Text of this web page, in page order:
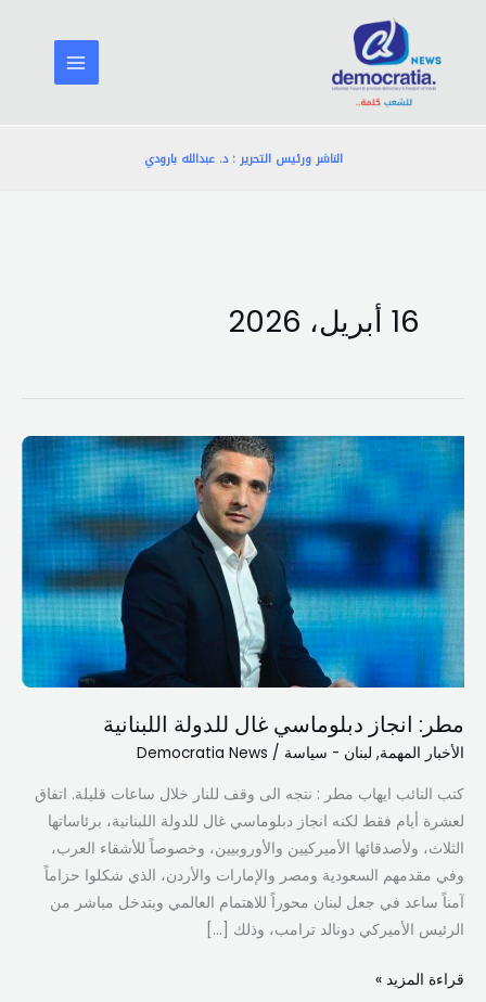
المحتوى
الناشر ورئيس التحرير : د. عبدالله بارودي
16 أبريل، 2026
مطر: انجاز دبلوماسي غال للدولة اللبنانية
الأخبار المهمة, لبنان - سياسة /
Democratia News
كتب النائب ايهاب مطر : نتجه الى وقف للنار خلال ساعات قليلة. اتفاق
لعشرة أيام فقط لكنه انجاز دبلوماسي غال للدولة اللبنانية، برئاساتها
الثلاث، ولأصدقائها الأميركيين والأوروبيين، وخصوصاً للأشقاء العرب،
وفي مقدمهم السعودية ومصر والإمارات والأردن، الذي شكلوا حزاماً
آمناً ساعد في جعل لبنان محوراً للاهتمام العالمي وبتدخل مباشر من
الرئيس الأميركي دونالد ترامب، وذلك […]
مطر:
انجاز
دبلوماسي
غال
للدولة
اللبنانية
قراءة المزيد »